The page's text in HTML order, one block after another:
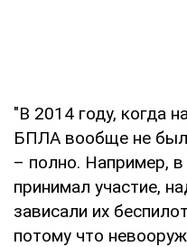
"В 2014 году, когда
БПЛА вообще не
– полно. Например, в
принимал участие,
зависали их
потому что